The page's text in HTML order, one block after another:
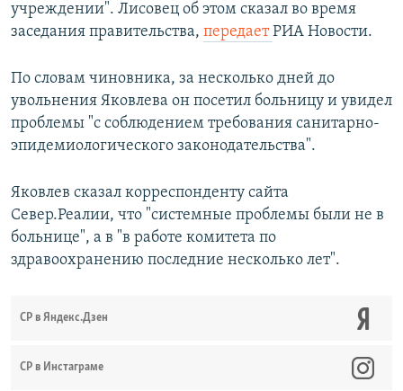
учреждении". Лисовец об этом сказал во время
заседания правительства, передаетРИА Новости.
По словам чиновника, за несколько дней до
увольнения Яковлева он посетил больницу и увидел
проблемы "с соблюдением требования санитарно-
эпидемиологического законодательства".
Яковлев сказал корреспонденту сайта
Север.Реалии, что "системные проблемы были не в
больнице", а в "в работе комитета по
здравоохранению последние несколько лет".
СР в Яндекс.Дзен
CР в Инстаграме